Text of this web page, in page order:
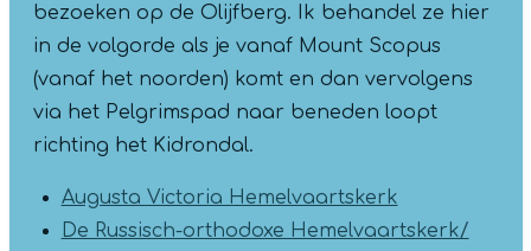
bezoeken op de Olijfberg. Ik behandel ze hier
in de volgorde als je vanaf Mount Scopus
(vanaf het noorden) komt en dan vervolgens
via het Pelgrimspad naar beneden loopt
richting het Kidrondal.
Augusta Victoria Hemelvaartskerk
De Russisch-orthodoxe Hemelvaartskerk/